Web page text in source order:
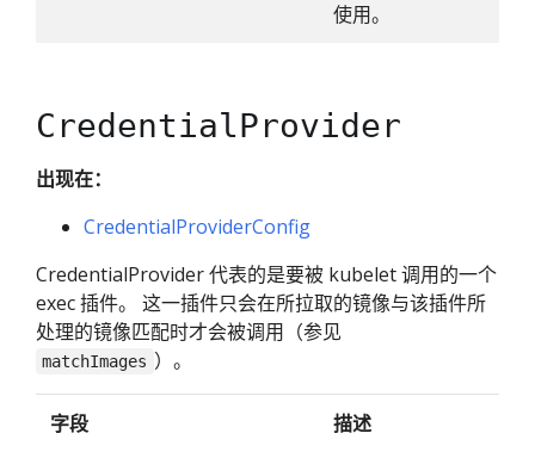
使用。
CredentialProvider
出现在：
CredentialProviderConfig
CredentialProvider 代表的是要被 kubelet 调用的一个
exec 插件。 这一插件只会在所拉取的镜像与该插件所
处理的镜像匹配时才会被调用（参见
matchImages ）。
字段 描述